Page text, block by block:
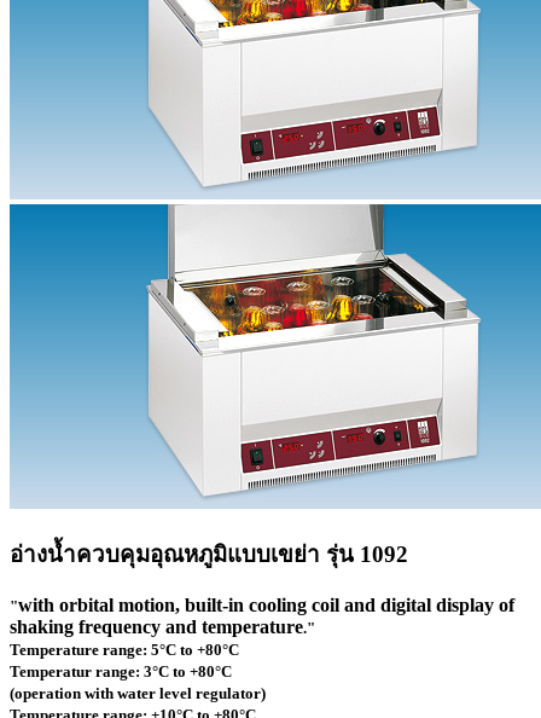
อ่างน้ำควบคุมอุณหภูมิแบบเขย่า รุ่น 1092
"with orbital motion, built-in cooling coil and digital display of
shaking frequency and temperature​."
Temperature range: 5°C to +80°C
Temperatur range: 3°C to +80°C
(operation with water level regulator)